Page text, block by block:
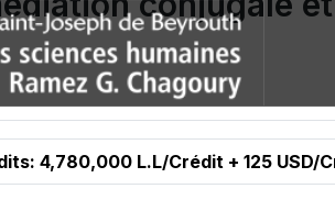
4,780,000 L.L/Crédit + 125 USD/